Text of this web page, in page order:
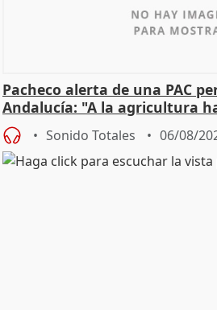
Pacheco alerta de una PAC
Andalucía: "A la agricultura
Sonido Totales 06/08/